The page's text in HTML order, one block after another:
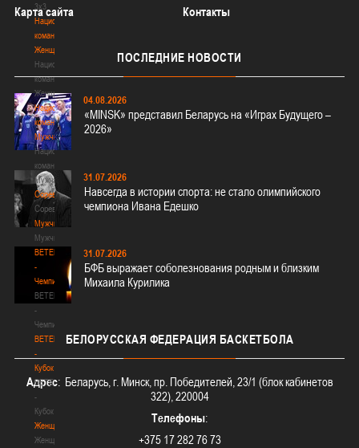
3х3
Национальная
команда.
Женщины
Национальная
команда.
Женщины
Национальная
команда.
Мужчины
Национальная
команда.
Мужчины
Соревнования
Соревнования
Мужчины
Мужчины
BETERA
-
Чемпионат
BETERA
-
Чемпионат
BETERA
-
Кубок
BETERA
-
Кубок
Женщины
Женщины
Карта сайта Контакты
ПОСЛЕДНИЕ НОВОСТИ
04.08.2026
«MINSK» представил Беларусь на «Играх Будущего –
2026»
31.07.2026
Навсегда в истории спорта: не стало олимпийского
чемпиона Ивана Едешко
31.07.2026
БФБ выражает соболезнования родным и близким
Михаила Курилика
БЕЛОРУССКАЯ ФЕДЕРАЦИЯ БАСКЕТБОЛА
Адрес: Беларусь, г. Минск, пр. Победителей, 23/1 (блок кабинетов
322), 220004
Телефоны:
+375 17 282 76 73